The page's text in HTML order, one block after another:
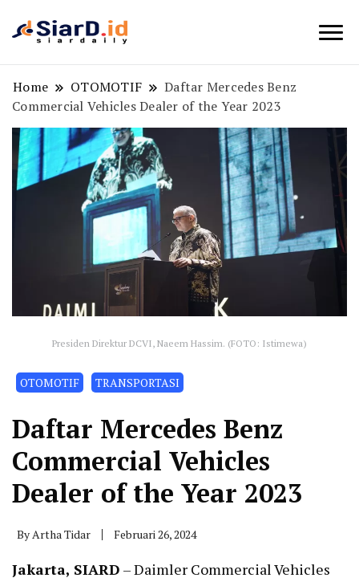
Home OTOMOTIF
Daftar Mercedes Benz
Commercial Vehicles Dealer of the Year 2023
Presiden Direktur DCVI, Naeem Hassim. (FOTO: Istimewa)
OTOMOTIF TRANSPORTASI
Daftar Mercedes Benz
Commercial Vehicles
Dealer of the Year 2023
ByArtha Tidar Februari 26, 2024
Jakarta, SIARD – Daimler Commercial Vehicles